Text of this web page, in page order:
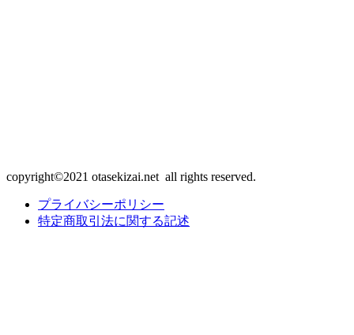
copyright©2021 otasekizai.net all rights reserved.
プライバシーポリシー
特定商取引法に関する記述